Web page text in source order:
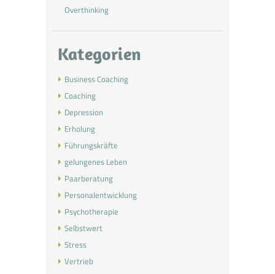
Overthinking
Kategorien
Business Coaching
Coaching
Depression
Erholung
Führungskräfte
gelungenes Leben
Paarberatung
Personalentwicklung
Psychotherapie
Selbstwert
Stress
Vertrieb